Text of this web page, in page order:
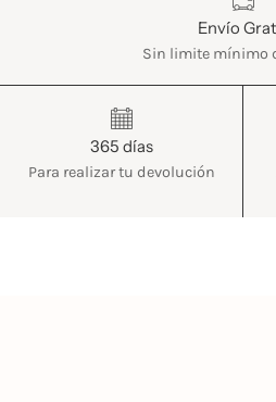
Envío
Sin limite mínimo
365 días
Para realizar tu devolución